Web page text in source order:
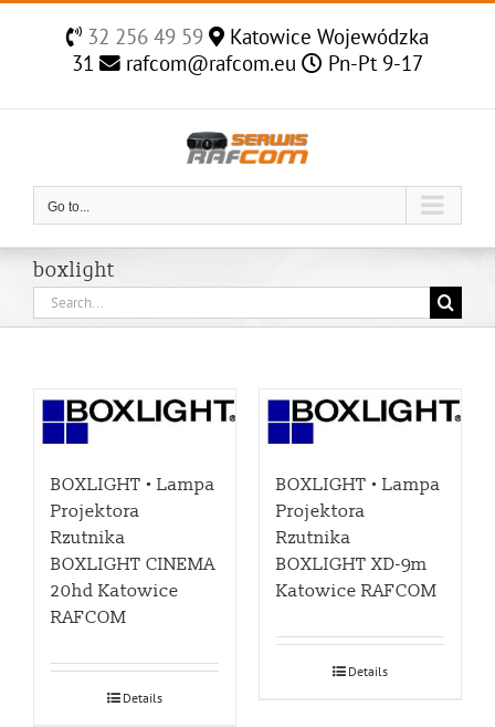
32 256 49 59
Katowice Wojewódzka
31
rafcom@rafcom.eu Pn-Pt 9-17
Go to...
boxlight
Search
for:
BOXLIGHT • Lampa
Projektora
Rzutnika
BOXLIGHT CINEMA
20hd Katowice
RAFCOM
Details
BOXLIGHT • Lampa
Projektora
Rzutnika
BOXLIGHT XD-9m
Katowice RAFCOM
Details